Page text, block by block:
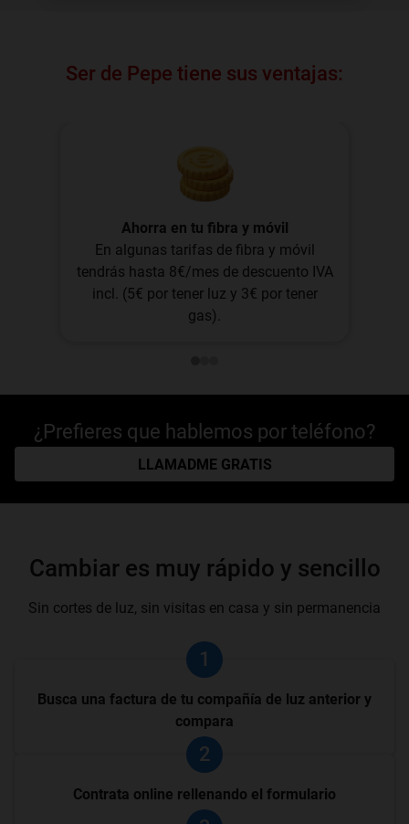
Ser de Pepe tiene sus ventajas:
Ahorra en tu fibra y móvil
En algunas tarifas de fibra y móvil
tendrás hasta 8€/mes de descuento IVA
incl. (5€ por tener luz y 3€ por tener
gas).
¿Prefieres que hablemos por teléfono?
LLAMADME GRATIS
Cambiar es muy rápido y sencillo
Sin cortes de luz, sin visitas en casa y sin permanencia
1
Busca una factura de tu compañía de luz anterior y
compara
2
Contrata online rellenando el formulario